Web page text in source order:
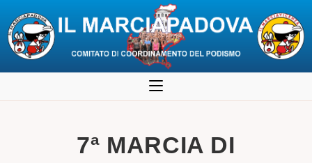
al
7ª MARCIA DI